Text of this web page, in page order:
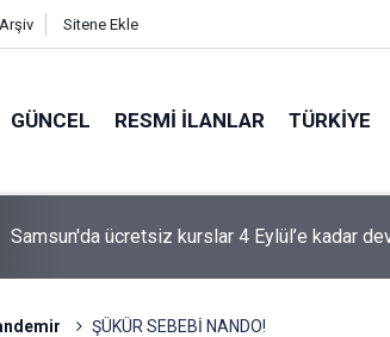
Arşiv Sitene Ekle
GÜNCEL RESMI İLANLAR TÜRKİYE
Canik'te 20 bin hane fiber internete kavuşuyor
ŞÜKÜR SEBEBİ NANDO!